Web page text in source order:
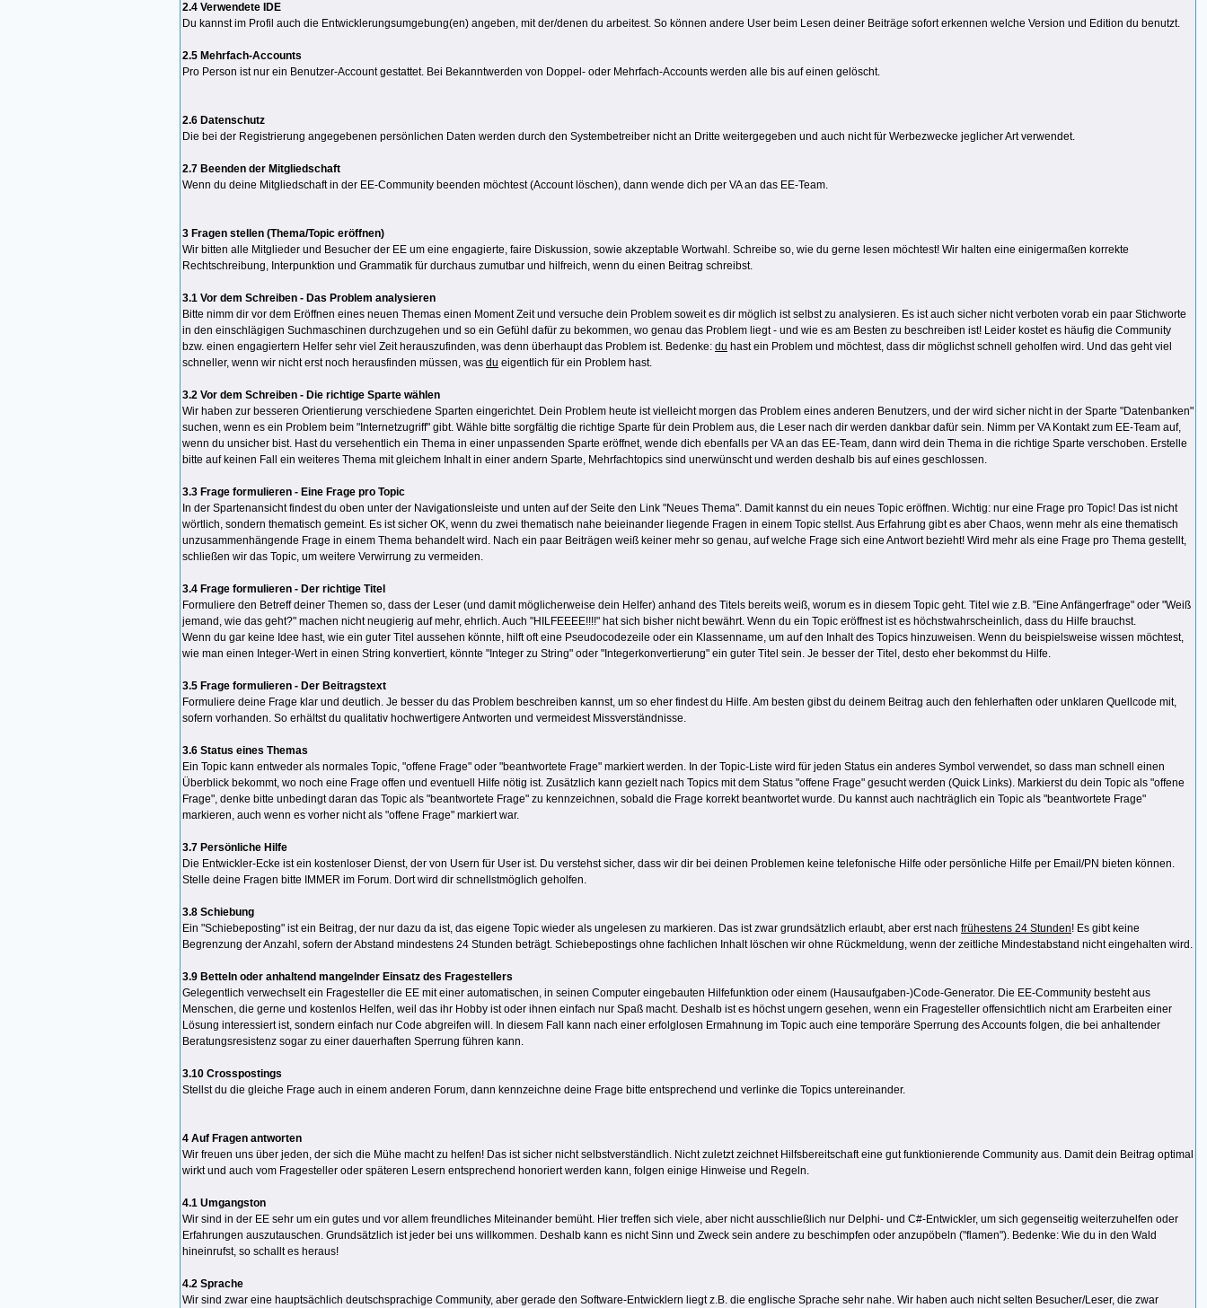
2.4 Verwendete IDE
Du kannst im Profil auch die Entwicklerungsumgebung(en) angeben, mit der/denen du arbeitest. So können andere User beim Lesen deiner Beiträge sofort erkennen welche Version und Edition du benutzt.
2.5 Mehrfach-Accounts
Pro Person ist nur ein Benutzer-Account gestattet. Bei Bekanntwerden von Doppel- oder Mehrfach-Accounts werden alle bis auf einen gelöscht.
2.6 Datenschutz
Die bei der Registrierung angegebenen persönlichen Daten werden durch den Systembetreiber nicht an Dritte weitergegeben und auch nicht für Werbezwecke jeglicher Art verwendet.
2.7 Beenden der Mitgliedschaft
Wenn du deine Mitgliedschaft in der EE-Community beenden möchtest (Account löschen), dann wende dich per VA an das EE-Team.
3 Fragen stellen (Thema/Topic eröffnen)
Wir bitten alle Mitglieder und Besucher der EE um eine engagierte, faire Diskussion, sowie akzeptable Wortwahl. Schreibe so, wie du gerne lesen möchtest! Wir halten eine einigermaßen korrekte
Rechtschreibung, Interpunktion und Grammatik für durchaus zumutbar und hilfreich, wenn du einen Beitrag schreibst.
3.1 Vor dem Schreiben - Das Problem analysieren
Bitte nimm dir vor dem Eröffnen eines neuen Themas einen Moment Zeit und versuche dein Problem soweit es dir möglich ist selbst zu analysieren. Es ist auch sicher nicht verboten vorab ein paar Stichworte
in den einschlägigen Suchmaschinen durchzugehen und so ein Gefühl dafür zu bekommen, wo genau das Problem liegt - und wie es am Besten zu beschreiben ist! Leider kostet es häufig die Community
bzw. einen engagiertern Helfer sehr viel Zeit herauszufinden, was denn überhaupt das Problem ist. Bedenke: du hast ein Problem und möchtest, dass dir möglichst schnell geholfen wird. Und das geht viel
schneller, wenn wir nicht erst noch herausfinden müssen, was du eigentlich für ein Problem hast.
3.2 Vor dem Schreiben - Die richtige Sparte wählen
Wir haben zur besseren Orientierung verschiedene Sparten eingerichtet. Dein Problem heute ist vielleicht morgen das Problem eines anderen Benutzers, und der wird sicher nicht in der Sparte "Datenbanken"
suchen, wenn es ein Problem beim "Internetzugriff" gibt. Wähle bitte sorgfältig die richtige Sparte für dein Problem aus, die Leser nach dir werden dankbar dafür sein. Nimm per VA Kontakt zum EE-Team auf,
wenn du unsicher bist. Hast du versehentlich ein Thema in einer unpassenden Sparte eröffnet, wende dich ebenfalls per VA an das EE-Team, dann wird dein Thema in die richtige Sparte verschoben. Erstelle
bitte auf keinen Fall ein weiteres Thema mit gleichem Inhalt in einer andern Sparte, Mehrfachtopics sind unerwünscht und werden deshalb bis auf eines geschlossen.
3.3 Frage formulieren - Eine Frage pro Topic
In der Spartenansicht findest du oben unter der Navigationsleiste und unten auf der Seite den Link "Neues Thema". Damit kannst du ein neues Topic eröffnen. Wichtig: nur eine Frage pro Topic! Das ist nicht
wörtlich, sondern thematisch gemeint. Es ist sicher OK, wenn du zwei thematisch nahe beieinander liegende Fragen in einem Topic stellst. Aus Erfahrung gibt es aber Chaos, wenn mehr als eine thematisch
unzusammenhängende Frage in einem Thema behandelt wird. Nach ein paar Beiträgen weiß keiner mehr so genau, auf welche Frage sich eine Antwort bezieht! Wird mehr als eine Frage pro Thema gestellt,
schließen wir das Topic, um weitere Verwirrung zu vermeiden.
3.4 Frage formulieren - Der richtige Titel
Formuliere den Betreff deiner Themen so, dass der Leser (und damit möglicherweise dein Helfer) anhand des Titels bereits weiß, worum es in diesem Topic geht. Titel wie z.B. "Eine Anfängerfrage" oder "Weiß
jemand, wie das geht?" machen nicht neugierig auf mehr, ehrlich. Auch "HILFEEEE!!!!" hat sich bisher nicht bewährt. Wenn du ein Topic eröffnest ist es höchstwahrscheinlich, dass du Hilfe brauchst.
Wenn du gar keine Idee hast, wie ein guter Titel aussehen könnte, hilft oft eine Pseudocodezeile oder ein Klassenname, um auf den Inhalt des Topics hinzuweisen. Wenn du beispielsweise wissen möchtest,
wie man einen Integer-Wert in einen String konvertiert, könnte "Integer zu String" oder "Integerkonvertierung" ein guter Titel sein. Je besser der Titel, desto eher bekommst du Hilfe.
3.5 Frage formulieren - Der Beitragstext
Formuliere deine Frage klar und deutlich. Je besser du das Problem beschreiben kannst, um so eher findest du Hilfe. Am besten gibst du deinem Beitrag auch den fehlerhaften oder unklaren Quellcode mit,
sofern vorhanden. So erhältst du qualitativ hochwertigere Antworten und vermeidest Missverständnisse.
3.6 Status eines Themas
Ein Topic kann entweder als normales Topic, "offene Frage" oder "beantwortete Frage" markiert werden. In der Topic-Liste wird für jeden Status ein anderes Symbol verwendet, so dass man schnell einen
Überblick bekommt, wo noch eine Frage offen und eventuell Hilfe nötig ist. Zusätzlich kann gezielt nach Topics mit dem Status "offene Frage" gesucht werden (Quick Links). Markierst du dein Topic als "offene
Frage", denke bitte unbedingt daran das Topic als "beantwortete Frage" zu kennzeichnen, sobald die Frage korrekt beantwortet wurde. Du kannst auch nachträglich ein Topic als "beantwortete Frage"
markieren, auch wenn es vorher nicht als "offene Frage" markiert war.
3.7 Persönliche Hilfe
Die Entwickler-Ecke ist ein kostenloser Dienst, der von Usern für User ist. Du verstehst sicher, dass wir dir bei deinen Problemen keine telefonische Hilfe oder persönliche Hilfe per Email/PN bieten können.
Stelle deine Fragen bitte IMMER im Forum. Dort wird dir schnellstmöglich geholfen.
3.8 Schiebung
Ein "Schiebeposting" ist ein Beitrag, der nur dazu da ist, das eigene Topic wieder als ungelesen zu markieren. Das ist zwar grundsätzlich erlaubt, aber erst nach frühestens 24 Stunden! Es gibt keine
Begrenzung der Anzahl, sofern der Abstand mindestens 24 Stunden beträgt. Schiebepostings ohne fachlichen Inhalt löschen wir ohne Rückmeldung, wenn der zeitliche Mindestabstand nicht eingehalten wird.
3.9 Betteln oder anhaltend mangelnder Einsatz des Fragestellers
Gelegentlich verwechselt ein Fragesteller die EE mit einer automatischen, in seinen Computer eingebauten Hilfefunktion oder einem (Hausaufgaben-)Code-Generator. Die EE-Community besteht aus
Menschen, die gerne und kostenlos Helfen, weil das ihr Hobby ist oder ihnen einfach nur Spaß macht. Deshalb ist es höchst ungern gesehen, wenn ein Fragesteller offensichtlich nicht am Erarbeiten einer
Lösung interessiert ist, sondern einfach nur Code abgreifen will. In diesem Fall kann nach einer erfolglosen Ermahnung im Topic auch eine temporäre Sperrung des Accounts folgen, die bei anhaltender
Beratungsresistenz sogar zu einer dauerhaften Sperrung führen kann.
3.10 Crosspostings
Stellst du die gleiche Frage auch in einem anderen Forum, dann kennzeichne deine Frage bitte entsprechend und verlinke die Topics untereinander.
4 Auf Fragen antworten
Wir freuen uns über jeden, der sich die Mühe macht zu helfen! Das ist sicher nicht selbstverständlich. Nicht zuletzt zeichnet Hilfsbereitschaft eine gut funktionierende Community aus. Damit dein Beitrag optimal
wirkt und auch vom Fragesteller oder späteren Lesern entsprechend honoriert werden kann, folgen einige Hinweise und Regeln.
4.1 Umgangston
Wir sind in der EE sehr um ein gutes und vor allem freundliches Miteinander bemüht. Hier treffen sich viele, aber nicht ausschließlich nur Delphi- und C#-Entwickler, um sich gegenseitig weiterzuhelfen oder
Erfahrungen auszutauschen. Grundsätzlich ist jeder bei uns willkommen. Deshalb kann es nicht Sinn und Zweck sein andere zu beschimpfen oder anzupöbeln ("flamen"). Bedenke: Wie du in den Wald
hineinrufst, so schallt es heraus!
4.2 Sprache
Wir sind zwar eine hauptsächlich deutschsprachige Community, aber gerade den Software-Entwicklern liegt z.B. die englische Sprache sehr nahe. Wir haben auch nicht selten Besucher/Leser, die zwar